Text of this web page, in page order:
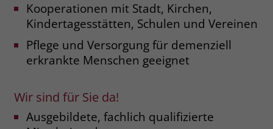
Kooperationen mit Stadt, Kirchen,
Kindertagesstätten, Schulen und Vereinen
Pflege und Versorgung für demenziell
erkrankte Menschen geeignet
Wir sind für Sie da!
Ausgebildete, fachlich qualifizierte
Zweck
Dieses Cookie wird gesetzt, wenn ein
User über einen Klick auf eine Google
Werbeanzeige auf die Website gelangt.
Es enthält Informationen darüber,
Bestellungen oder Kontaktanfragen der
Anzeige zugewiesen werden können.